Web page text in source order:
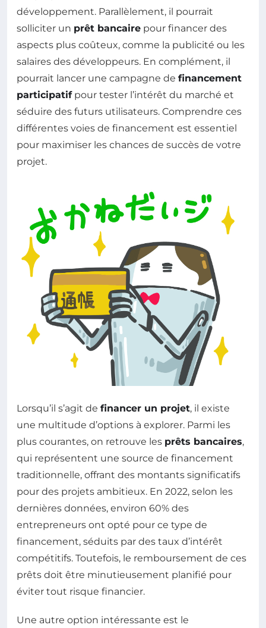
développement. Parallèlement, il pourrait
solliciter un prêt bancaire pour financer des
aspects plus coûteux, comme la publicité ou les
salaires des développeurs. En complément, il
pourrait lancer une campagne de financement
participatifpour tester l’intérêt du marché et
séduire des futurs utilisateurs. Comprendre ces
différentes voies de financement est essentiel
pour maximiser les chances de succès de votre
projet.
Lorsqu’il s’agit de financer un projet, il existe
une multitude d’options à explorer. Parmi les
plus courantes, on retrouve les prêts bancaires,
qui représentent une source de financement
traditionnelle, offrant des montants significatifs
pour des projets ambitieux. En 2022, selon les
dernières données, environ 60% des
entrepreneurs ont opté pour ce type de
financement, séduits par des taux d’intérêt
compétitifs. Toutefois, le remboursement de ces
prêts doit être minutieusement planifié pour
éviter tout risque financier.
Une autre option intéressante est le